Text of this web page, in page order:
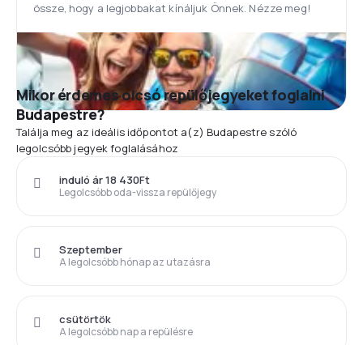
össze, hogy a legjobbakat kínáljuk Önnek. Nézze meg!
Mikor érdemes olcsó repülőjegyeket foglalni
Budapestre?
Találja meg az ideális időpontot a(z) Budapestre szóló
legolcsóbb jegyek foglalásához
Legolcsóbb oda-vissza repülőjegy
induló ár 18 430Ft
A legolcsóbb hónap az utazásra
Szeptember
A legolcsóbb nap a repülésre
csütörtök